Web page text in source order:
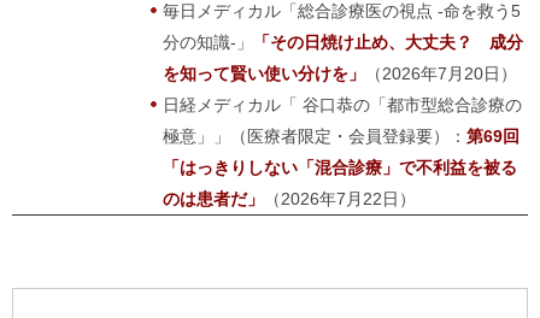
毎日メディカル「総合診療医の視点 -命を救う5
分の知識-」
「その日焼け止め、大丈夫？ 成分
を知って賢い使い分けを」
（2026年7月20日）
日経メディカル「 谷口恭の「都市型総合診療の
極意」」（医療者限定・会員登録要）： 第69回
「はっきりしない「混合診療」で不利益を被る
のは患者だ」
（2026年7月22日）